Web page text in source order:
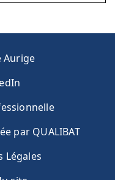
Aurige
par QUALIBAT
Légales